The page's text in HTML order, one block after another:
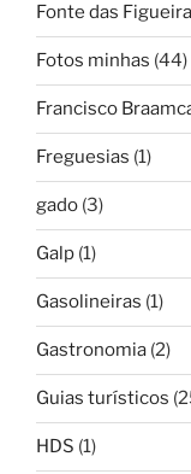
Fonte das
Fotos minhas (44)
Francisco
Freguesias (1)
gado (3)
Galp (1)
Gasolineiras (1)
Gastronomia (2)
Guias turísticos
HDS (1)